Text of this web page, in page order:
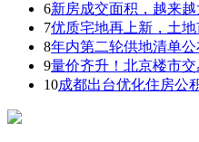
6新房成交面积，越来越
7优质宅地再上新，土
8年内第二轮供地清单
9量价齐升！北京楼市
10成都出台优化住房公